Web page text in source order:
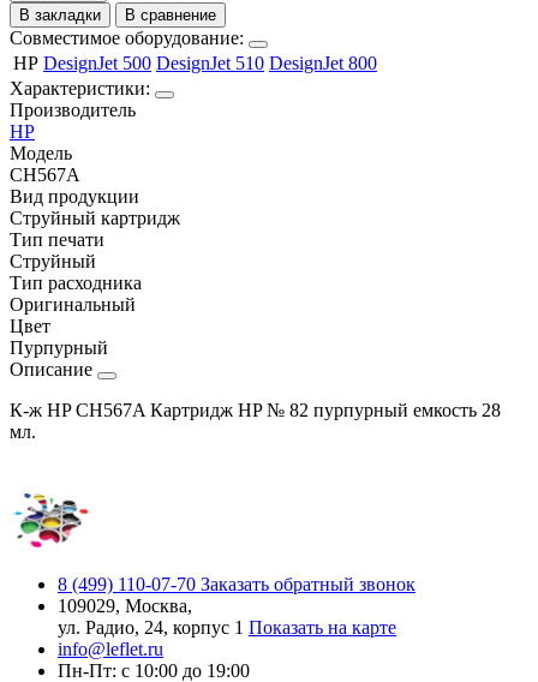
В закладки
В сравнение
Совместимое оборудование:
HP DesignJet 500 DesignJet 510 DesignJet 800
Характеристики:
Производитель
HP
Модель
CH567A
Вид продукции
Струйный картридж
Тип печати
Струйный
Тип расходника
Оригинальный
Цвет
Пурпурный
Описание
К-ж HP CH567A Картридж HP № 82 пурпурный емкость 28
мл.
8 (499) 110-07-70 Заказать обратный звонок
109029, Москва,
ул. Радио, 24, корпус 1 Показать на карте
info@leflet.ru
Пн-Пт: с 10:00 до 19:00